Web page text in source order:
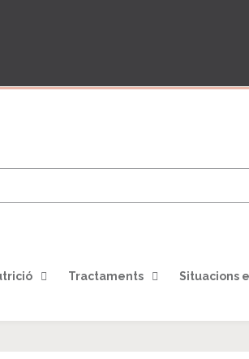
Tractaments Situacions